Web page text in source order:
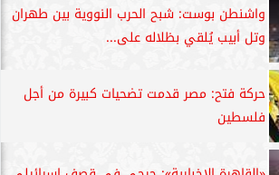
واشنطن بوست: شبح الحرب النووية بين طهران
وتل أبيب يُلقي بظلاله على...
حركة فتح: مصر قدمت تضحيات كبيرة من أجل
فلسطين